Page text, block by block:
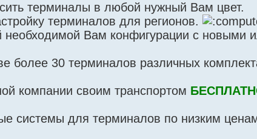
терминалы в любой нужный Вам цвет.
терминалов для регионов.
Вам конфигурации с новыми
более 30 терминалов различных
компании своим транспортом
системы для терминалов по низким